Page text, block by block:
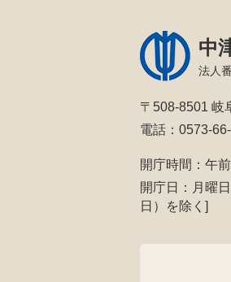
中
法人
〒508-8501 岐
電話：0573-
開庁時間：午
開庁日：月曜
日）を除く]